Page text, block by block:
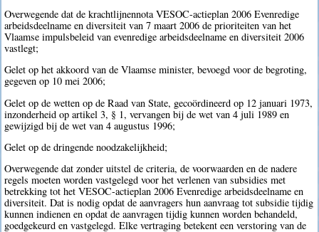
Overwegende dat de krachtlijnennota VESOC-actieplan 2006 Evenredige
arbeidsdeelname en diversiteit van 7 maart 2006 de prioriteiten van het
Vlaamse impulsbeleid van evenredige arbeidsdeelname en diversiteit 2006
vastlegt;
Gelet op het akkoord van de Vlaamse minister, bevoegd voor de begroting,
gegeven op 10 mei 2006;
Gelet op de wetten op de Raad van State, gecoördineerd op 12 januari 1973,
inzonderheid op artikel 3, § 1, vervangen bij de wet van 4 juli 1989 en
gewijzigd bij de wet van 4 augustus 1996;
Gelet op de dringende noodzakelijkheid;
Overwegende dat zonder uitstel de criteria, de voorwaarden en de nadere
regels moeten worden vastgelegd voor het verlenen van subsidies met
betrekking tot het VESOC-actieplan 2006 Evenredige arbeidsdeelname en
diversiteit. Dat is nodig opdat de aanvragers hun aanvraag tot subsidie tijdig
kunnen indienen en opdat de aanvragen tijdig kunnen worden behandeld,
goedgekeurd en vastgelegd. Elke vertraging betekent een verstoring van de